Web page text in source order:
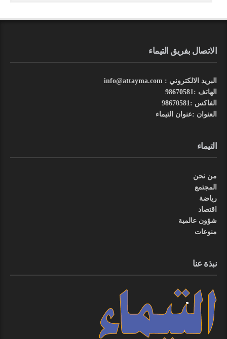
الاتصال بفريق التيماء
البريد الالكتروني : info@attayma.com
الهاتف :98670581
الفاكس :98670581
العنوان :عنوان التيماء
التيماء
من نحن
المجتمع
رياضة
اقتصاد
شؤون عالمية
منوعات
نبذة عنا